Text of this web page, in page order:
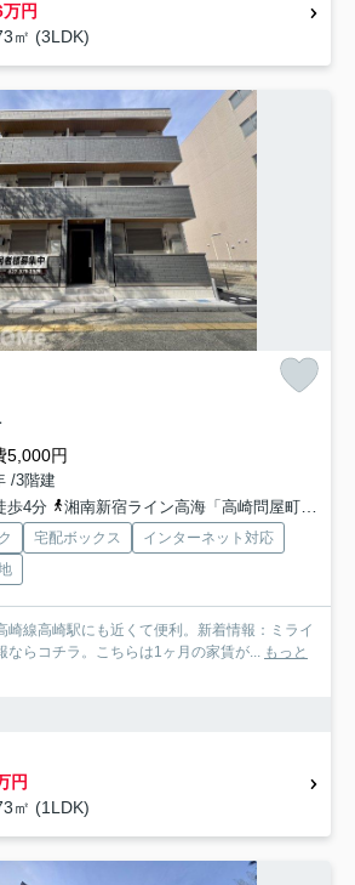
円
㎡ (3LDK)
5,000円
/3階建
歩4分
湘南新宿ライン高海「高崎問屋町」駅 徒歩40分
宅配ボックス
インターネット対応
崎線高崎駅にも近くて便利。新着情報：ミライ
ならコチラ。こちらは1ヶ月の家賃が... もっと
円
㎡ (1LDK)